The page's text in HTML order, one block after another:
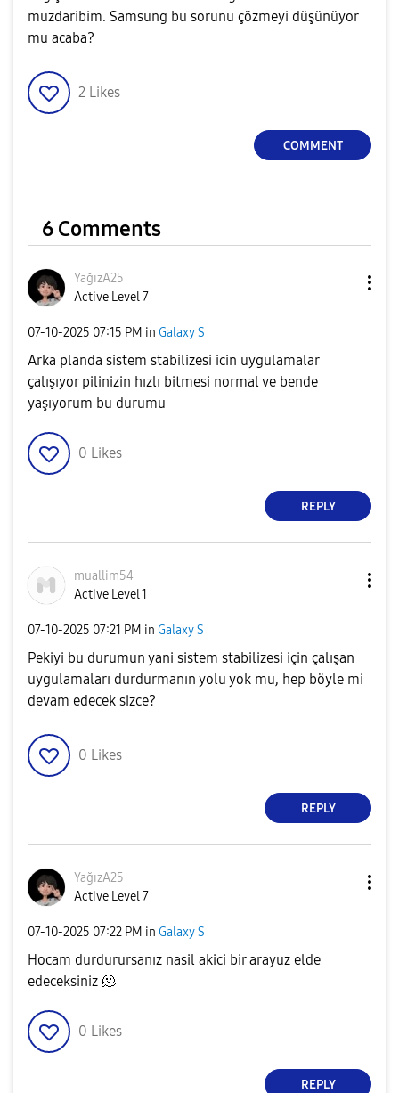
muzdaribim. Samsung bu sorunu çözmeyi düşünüyor
mu acaba?
2 Likes
COMMENT
6 Comments
YağızA25
Active Level 7
‎07-10-2025 07:15 PM in Galaxy S
Arka planda sistem stabilizesi icin uygulamalar
çalışıyor pilinizin hızlı bitmesi normal ve bende
yaşıyorum bu durumu
0 Likes
REPLY
muallim54
Active Level 1
‎07-10-2025 07:21 PM in Galaxy S
Pekiyi bu durumun yani sistem stabilizesi için çalışan
uygulamaları durdurmanın yolu yok mu, hep böyle mi
devam edecek sizce?
0 Likes
REPLY
YağızA25
Active Level 7
‎07-10-2025 07:22 PM in Galaxy S
Hocam durdurursanız nasil akici bir arayuz elde
edeceksiniz 🫠
0 Likes
REPLY